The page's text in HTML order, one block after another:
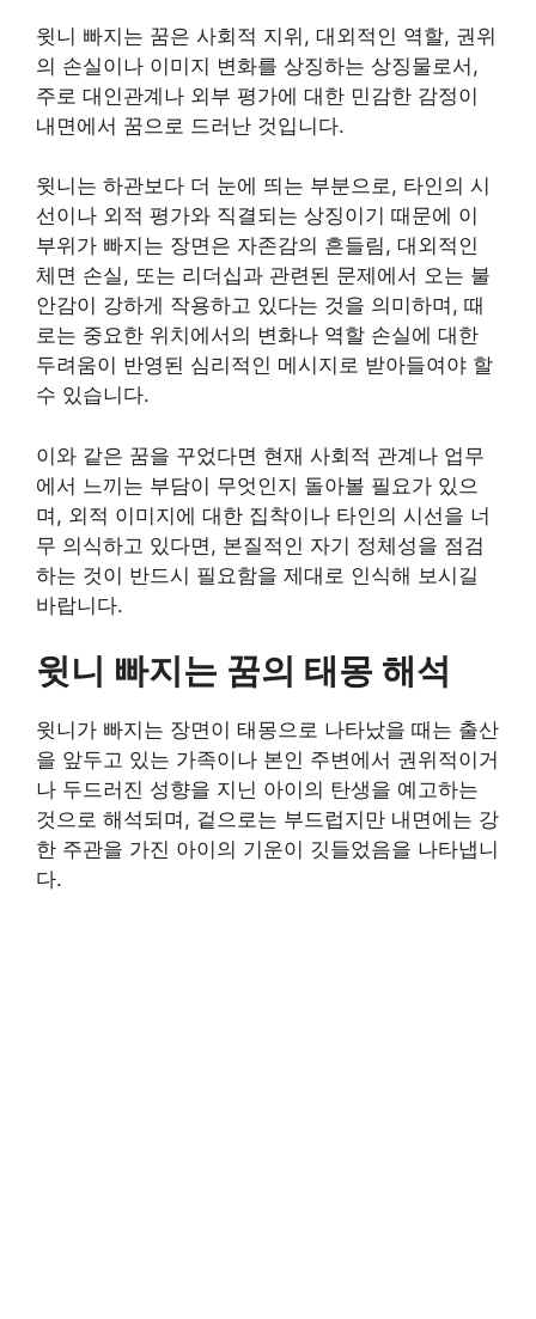
윗니 빠지는 꿈은 사회적 지위, 대외적인 역할, 권위
의 손실이나 이미지 변화를 상징하는 상징물로서,
주로 대인관계나 외부 평가에 대한 민감한 감정이
내면에서 꿈으로 드러난 것입니다.
윗니는 하관보다 더 눈에 띄는 부분으로, 타인의 시
선이나 외적 평가와 직결되는 상징이기 때문에 이
부위가 빠지는 장면은 자존감의 흔들림, 대외적인
체면 손실, 또는 리더십과 관련된 문제에서 오는 불
안감이 강하게 작용하고 있다는 것을 의미하며, 때
로는 중요한 위치에서의 변화나 역할 손실에 대한
두려움이 반영된 심리적인 메시지로 받아들여야 할
수 있습니다.
이와 같은 꿈을 꾸었다면 현재 사회적 관계나 업무
에서 느끼는 부담이 무엇인지 돌아볼 필요가 있으
며, 외적 이미지에 대한 집착이나 타인의 시선을 너
무 의식하고 있다면, 본질적인 자기 정체성을 점검
하는 것이 반드시 필요함을 제대로 인식해 보시길
바랍니다.
윗니 빠지는 꿈의 태몽 해석
윗니가 빠지는 장면이 태몽으로 나타났을 때는 출산
을 앞두고 있는 가족이나 본인 주변에서 권위적이거
나 두드러진 성향을 지닌 아이의 탄생을 예고하는
것으로 해석되며, 겉으로는 부드럽지만 내면에는 강
한 주관을 가진 아이의 기운이 깃들었음을 나타냅니
다.